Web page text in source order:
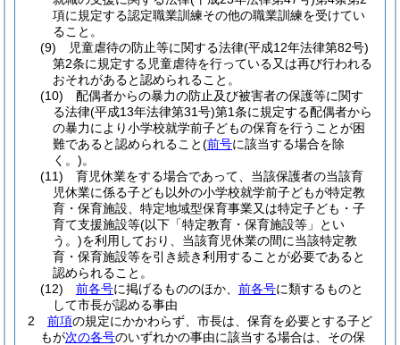
項に規定する認定職業訓練その他の職業訓練を受けてい
ること。
(9)
児童虐待の防止等に関する法律(平成12年法律第82号)
第2条に規定する児童虐待を行っている又は再び行われる
おそれがあると認められること。
(10)
配偶者からの暴力の防止及び被害者の保護等に関す
る法律(平成13年法律第31号)第1条に規定する配偶者から
の暴力により小学校就学前子どもの保育を行うことが困
難であると認められること(前号に該当する場合を除
く。)。
(11)
育児休業をする場合であって、当該保護者の当該育
児休業に係る子ども以外の小学校就学前子どもが特定教
育・保育施設、特定地域型保育事業又は特定子ども・子
育て支援施設等(以下「特定教育・保育施設等」とい
う。)を利用しており、当該育児休業の間に当該特定教
育・保育施設等を引き続き利用することが必要であると
認められること。
(12)
前各号に掲げるもののほか、 前各号に類するものと
して市長が認める事由
2
前項の規定にかかわらず、市長は、保育を必要とする子ど
もが次の各号のいずれかの事由に該当する場合は、その保